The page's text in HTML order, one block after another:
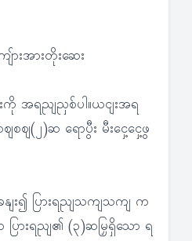
းအားတိုးဆေး
အရညျညှစ်ပါ။ယငျးအရ
ဈစဈ(၂)ဆ ရောပွီး မီးငှေ့ငှေ့ဖွ
ျး၍ ပြားရညျသကျသကျ က
ပြားရညျ၏ (၃)ဆမြှရှိသော ရ